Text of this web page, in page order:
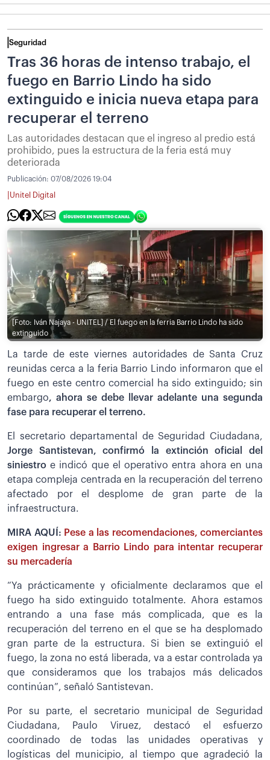
Seguridad
Tras 36 horas de intenso trabajo, el
fuego en Barrio Lindo ha sido
extinguido e inicia nueva etapa para
recuperar el terreno
Las autoridades destacan que el ingreso al predio está
prohibido, pues la estructura de la feria está muy
deteriorada
Publicación: 07/08/2026 19:04
Unitel Digital
[Foto: Iván Najaya - UNITEL] / El fuego en la ferria Barrio Lindo ha sido
extinguido
La tarde de este viernes autoridades de Santa Cruz
reunidas cerca a la feria Barrio Lindo informaron que el
fuego en este centro comercial ha sido extinguido; sin
embargo, ahora se debe llevar adelante una segunda
fase para recuperar el terreno.
El secretario departamental de Seguridad Ciudadana,
Jorge Santistevan, confirmó la extinción oficial del
siniestro e indicó que el operativo entra ahora en una
etapa compleja centrada en la recuperación del terreno
afectado por el desplome de gran parte de la
infraestructura.
MIRA AQUÍ: Pese a las recomendaciones, comerciantes
exigen ingresar a Barrio Lindo para intentar recuperar
su mercadería
“Ya prácticamente y oficialmente declaramos que el
fuego ha sido extinguido totalmente. Ahora estamos
entrando a una fase más complicada, que es la
recuperación del terreno en el que se ha desplomado
gran parte de la estructura. Si bien se extinguió el
fuego, la zona no está liberada, va a estar controlada ya
que consideramos que los trabajos más delicados
continúan”, señaló Santistevan.
Por su parte, el secretario municipal de Seguridad
Ciudadana, Paulo Viruez, destacó el esfuerzo
coordinado de todas las unidades operativas y
logísticas del municipio, al tiempo que agradeció la